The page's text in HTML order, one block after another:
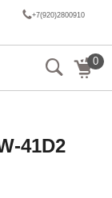
+7(920)2800910
0
41D2